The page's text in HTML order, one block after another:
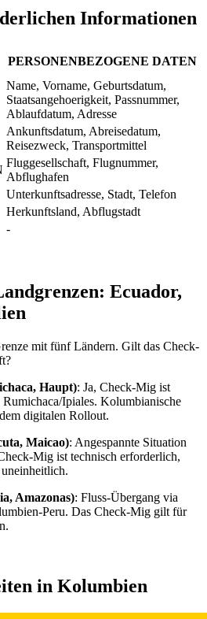
Informationen
PERSONENBEZOGENE DATEN
Name, Vorname, Geburtsdatum,
Staatsangehoerigkeit, Passnummer,
Ablaufdatum, Adresse
Ankunftsdatum, Abreisedatum,
Reisezweck, Transportmittel
Fluggesellschaft, Flugnummer,
Abflughafen
Unterkunftsadresse, Stadt, Telefon
Herkunftsland, Abflugstadt
-
Ecuador,
mit fünf Ländern. Gilt das Check-
Haupt): Ja, Check-Mig ist
Ipiales. Kolumbianische
digitalen Rollout.
Maicao): Angespannte Situation
Mig ist technisch erforderlich,
Amazonas): Fluss-Übergang via
Peru. Das Check-Mig gilt für
in Kolumbien